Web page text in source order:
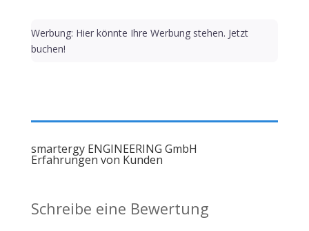
Werbung: Hier könnte Ihre Werbung stehen. Jetzt
buchen!
smartergy ENGINEERING GmbH
Erfahrungen von Kunden
Schreibe eine Bewertung